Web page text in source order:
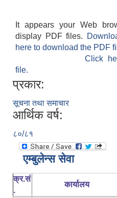
It appears your Web
display PDF files.
here to download the PDF
Click
file.
प्रकार:
सूचना तथा समाचार
आर्थिक वर्ष:
८०/८१
एम्बुलेन्स सेवा
क्र.सं
.
कार्यालय